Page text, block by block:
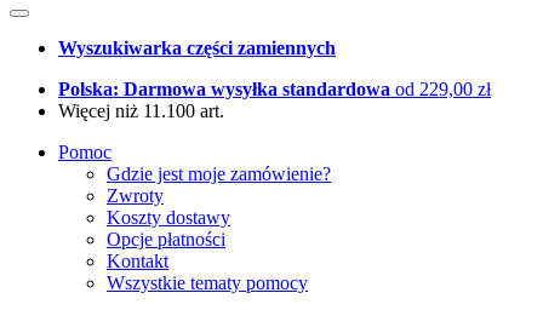
Wyszukiwarka części zamiennych
Polska: Darmowa wysyłka standardowa od 229,00 zł
Więcej niż 11.100 art.
Pomoc
Gdzie jest moje zamówienie?
Zwroty
Koszty dostawy
Opcje płatności
Kontakt
Wszystkie tematy pomocy